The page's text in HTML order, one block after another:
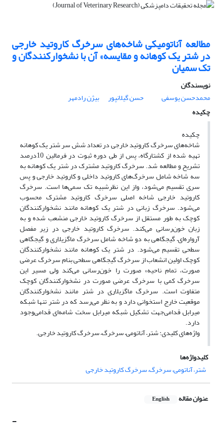
مطالعه آناتومیکی شاخه‌های سرخرگ کاروتید خارجی
در شتر یک کوهانه و مقایسه» آن با نشخوارکنندگان و
تک سمیان
نویسندگان
محمدحسن یوسفی
حسن گیلانپور
بیژن رادمهر
چکیده
‌چکیده
شاخه‌های سرخرگ کاروتید خارجی در تعداد شش سر شتر یک کوهانه
تهیه شده از کشتارگاه، پس از طی دوره ثبوت در فرمالین 10درصد
تشریح و مطالعه شد. سرخرگ کاروتید مشترک در شتر یک کوهانه به
سه شاخه شامل سرخرگ‌های کاروتید داخلی و کاروتید خارجی و پس
سری تقسیم می‌شود، واز این نظرشبیه تک سمی‌ها است. سرخرگ
کاروتید خارجی شاخه اصلی سرخرگ کاروتید مشترک محسوب
می‌شود. سرخرگ زبانی در شتر یک کوهانه مانند نشخوارکنندگان
کوچک به طور مستقل از سرخرگ کاروتید خارجی منشعب شده و به
زبان خون‌رسانی می‌کند. سرخرگ کاروتید خارجی در زیر مفصل
آرواره‌ای– گیجگاهی به دو شاخه شامل سرخرگ ماگزیلاری و گیجگاهی
سطحی تقسیم می‌شود. در شتر یک کوهانه مانند نشخوارکنندگان
کوچک اولین انشعاب از سرخرگ گیجگاهی سطحی بنام سرخرگ عرضی
صورت، تمام ناحیه» صورت را خون‌رسانی می‌کند ولی مسیر این
سرخرگ کمی با سرخرگ عرضی صورت در نشخوارکنندگان کوچک
متفاوت است. سرخرگ ماگزیلاری در شتر مانند نشخوارکنندگان
موقعیت خارج استخوانی دارد و به نظر می‌رسد که در شتر تنها شبکه
میرابل قدامی‌جهت تشکیل شبکه میرابل سخت شامه‌ای قدامی‌وجود
دارد. ‌
واژه‌های کلیدی: شتر– آناتومی‌– سرخرگ– سرخرگ کاروتید خارجی.
کلیدواژه‌ها
شتر– آناتومی‌– سرخرگ– سرخرگ کاروتید خارجی
عنوان مقاله English
-